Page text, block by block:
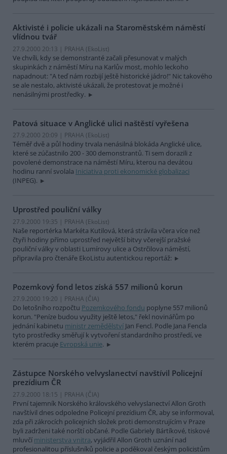
Aktivisté i policie ukázali na Staroměstském náměstí
vlídnou tvář
27.9.2000 20:13 | PRAHA (EkoList)
Ve chvíli, kdy se demonstranté začali přesunovat v malých
skupinkách z náměstí Míru na Karlův most, mohlo leckoho
napadnout: "A teď nám rozbijí ještě historické jádro!" Nic takového
se ale nestalo, aktivisté ukázali, že protestovat je možné i
nenásilnými prostředky.
Patová situace v Anglické ulici naštěstí vyřešena
27.9.2000 20:09 | PRAHA (EkoList)
Téměř dvě a půl hodiny trvala nenásilná blokáda Anglické ulice,
které se zúčastnilo 200 - 300 demonstrantů. Ti sem dorazili z
povolené demonstrace na náměstí Míru, kterou na devátou
hodinu ranní svolala Iniciativa proti ekonomické globalizaci
(INPEG).
Uprostřed pouliční války
27.9.2000 19:35 | PRAHA (EkoList)
Naše reportérka Markéta Kutilová, která strávila včera více než
čtyři hodiny přímo uprostřed největší bitvy včerejší pražské
pouliční války v oblasti Lumírovy ulice a Ostrčilova náměstí,
připravila pro čtenáře EkoListu autentickou reportáž:
Pozemkový fond letos získá 557 milionů korun
27.9.2000 19:20 | PRAHA (ČIA)
Do letošního rozpočtu Pozemkového fondu poplyne 557 milionů
korun. "Peníze budou využity ještě letos," řekl novinářům po
jednání kabinetu ministr zemědělství Jan Fencl. Podle Jana Fencla
tyto prostředky směřují k vytvoření standardního prostředí, ve
kterém pracuje Evropská unie.
Zástupce Norského velvyslanectví navštívil Policejní
prezídium ČR
27.9.2000 18:15 | PRAHA (ČIA)
První tajemník Norského královského velvyslanectví Allon Groth
navštívil dnes odpoledne Policejní prezídium ČR, aby se informoval,
zda při zákrocích policejních složek proti demonstrujícím v Praze
byli zadrženi také norští občané. Podle Gabriely Bártíkové, tiskové
mluvčí ministerstva vnitra, vyjádřil Allon Groth uznání nad
profesionalitou příslušníků policie a poděkoval českým policistům